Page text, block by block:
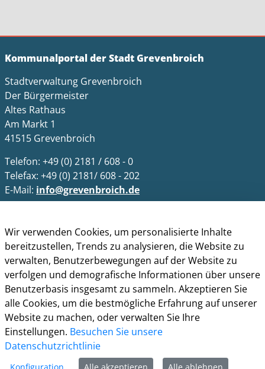
Kommunalportal der Stadt Grevenbroich
Stadtverwaltung Grevenbroich
Der Bürgermeister
Altes Rathaus
Am Markt 1
41515 Grevenbroich
Telefon: +49 (0) 2181 / 608 - 0
Telefax: +49 (0) 2181/ 608 - 202
E-Mail: info@grevenbroich.de
Allgemein
Montag - Freitag 8.00 - 12.00 Uhr
Donnerstag zusätzl. 14.00 - 17.00 Uhr
Bürgerbüro
Montag 8.00 - 16.00 Uhr
Dienstag 8.00 - 16.00 Uhr
Mittwoch 7.00 - 12.30 Uhr
Donnerstag 9.00 - 18.00 Uhr
Freitag 8.00 - 12.30 Uhr
Wir verwenden Cookies, um personalisierte Inhalte
bereitzustellen, Trends zu analysieren, die Website zu
verwalten, Benutzerbewegungen auf der Website zu
verfolgen und demografische Informationen über unsere
Benutzerbasis insgesamt zu sammeln. Akzeptieren Sie
alle Cookies, um die bestmögliche Erfahrung auf unserer
Website zu machen, oder verwalten Sie Ihre
Einstellungen. Besuchen Sie unsere
Datenschutzrichtlinie